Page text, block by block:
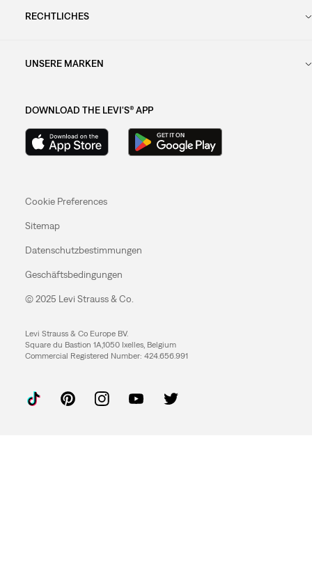
RECHTLICHES
UNSERE MARKEN
DOWNLOAD THE LEVI'S® APP
Cookie Preferences
Sitemap
Datenschutzbestimmungen
Geschäftsbedingungen
© 2025 Levi Strauss & Co.
Levi Strauss & Co Europe BV.
Square du Bastion 1A,1050 Ixelles, Belgium
Commercial Registered Number: 424.656.991